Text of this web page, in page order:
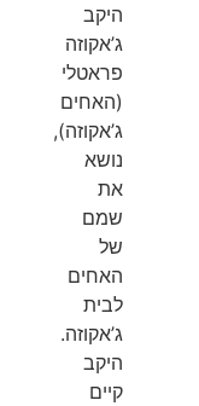
היקב
ג’אקוזה
פראטלי
(האחים
ג’אקוזה),
נושא
את
שמם
של
האחים
לבית
ג’אקוזה.
היקב
קיים